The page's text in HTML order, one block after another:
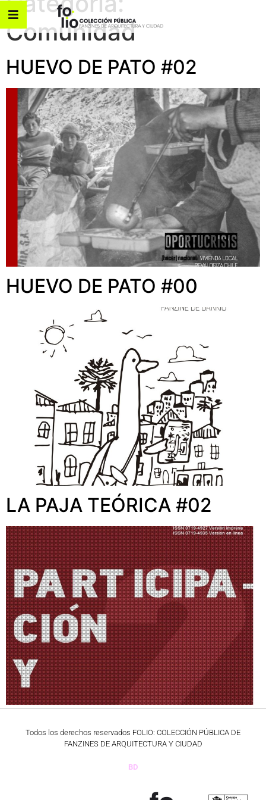
Comunidad
HUEVO DE PATO #02
HUEVO DE PATO #00
LA PAJA TEÓRICA #02
Todos los derechos reservados FOLIO: COLECCIÓN PÚBLICA DE
FANZINES DE ARQUITECTURA Y CIUDAD
BD